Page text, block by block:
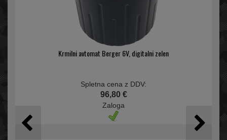
Krmilni avtomat Berger 6V, digitalni zelen
Spletna cena z DDV:
96,80 €
Zaloga